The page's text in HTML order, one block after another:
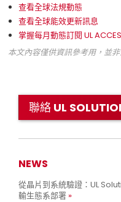
查看全球法規動態
查看全球能效更新訊息
掌握每月動態訂閱 UL
本文內容僅供資訊參考用，並
聯絡 UL
NEWS
從晶片到系統驗證：UL
輸生態系部署